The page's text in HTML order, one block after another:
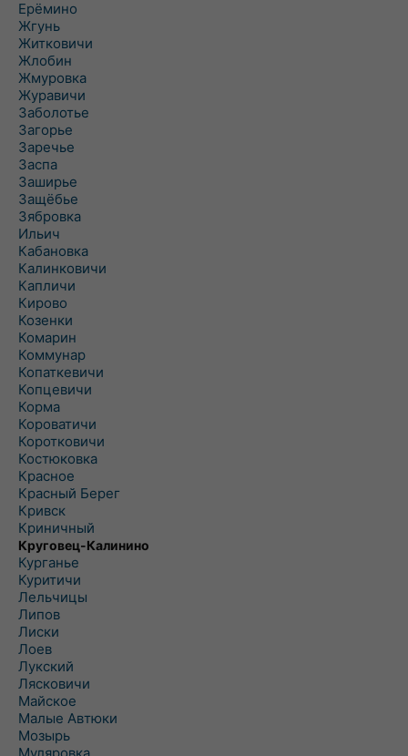
Ерёмино
Жгунь
Житковичи
Жлобин
Жмуровка
Журавичи
Заболотье
Загорье
Заречье
Заспа
Заширье
Защёбье
Зябровка
Ильич
Кабановка
Калинковичи
Капличи
Кирово
Козенки
Комарин
Коммунар
Копаткевичи
Копцевичи
Корма
Короватичи
Коротковичи
Костюковка
Красное
Красный Берег
Кривск
Криничный
Круговец-Калинино
Курганье
Куритичи
Лельчицы
Липов
Лиски
Лоев
Лукский
Лясковичи
Майское
Малые Автюки
Мозырь